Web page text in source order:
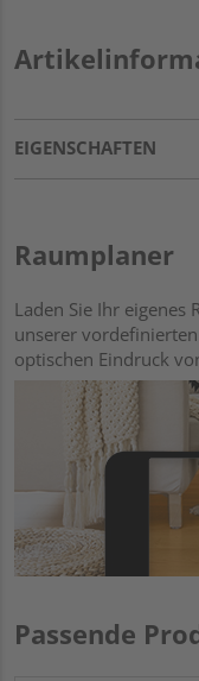
EIGENSCHAFTEN
Raumplaner
Laden Sie Ihr eigenes
unserer
optischen Eindruck
Passende